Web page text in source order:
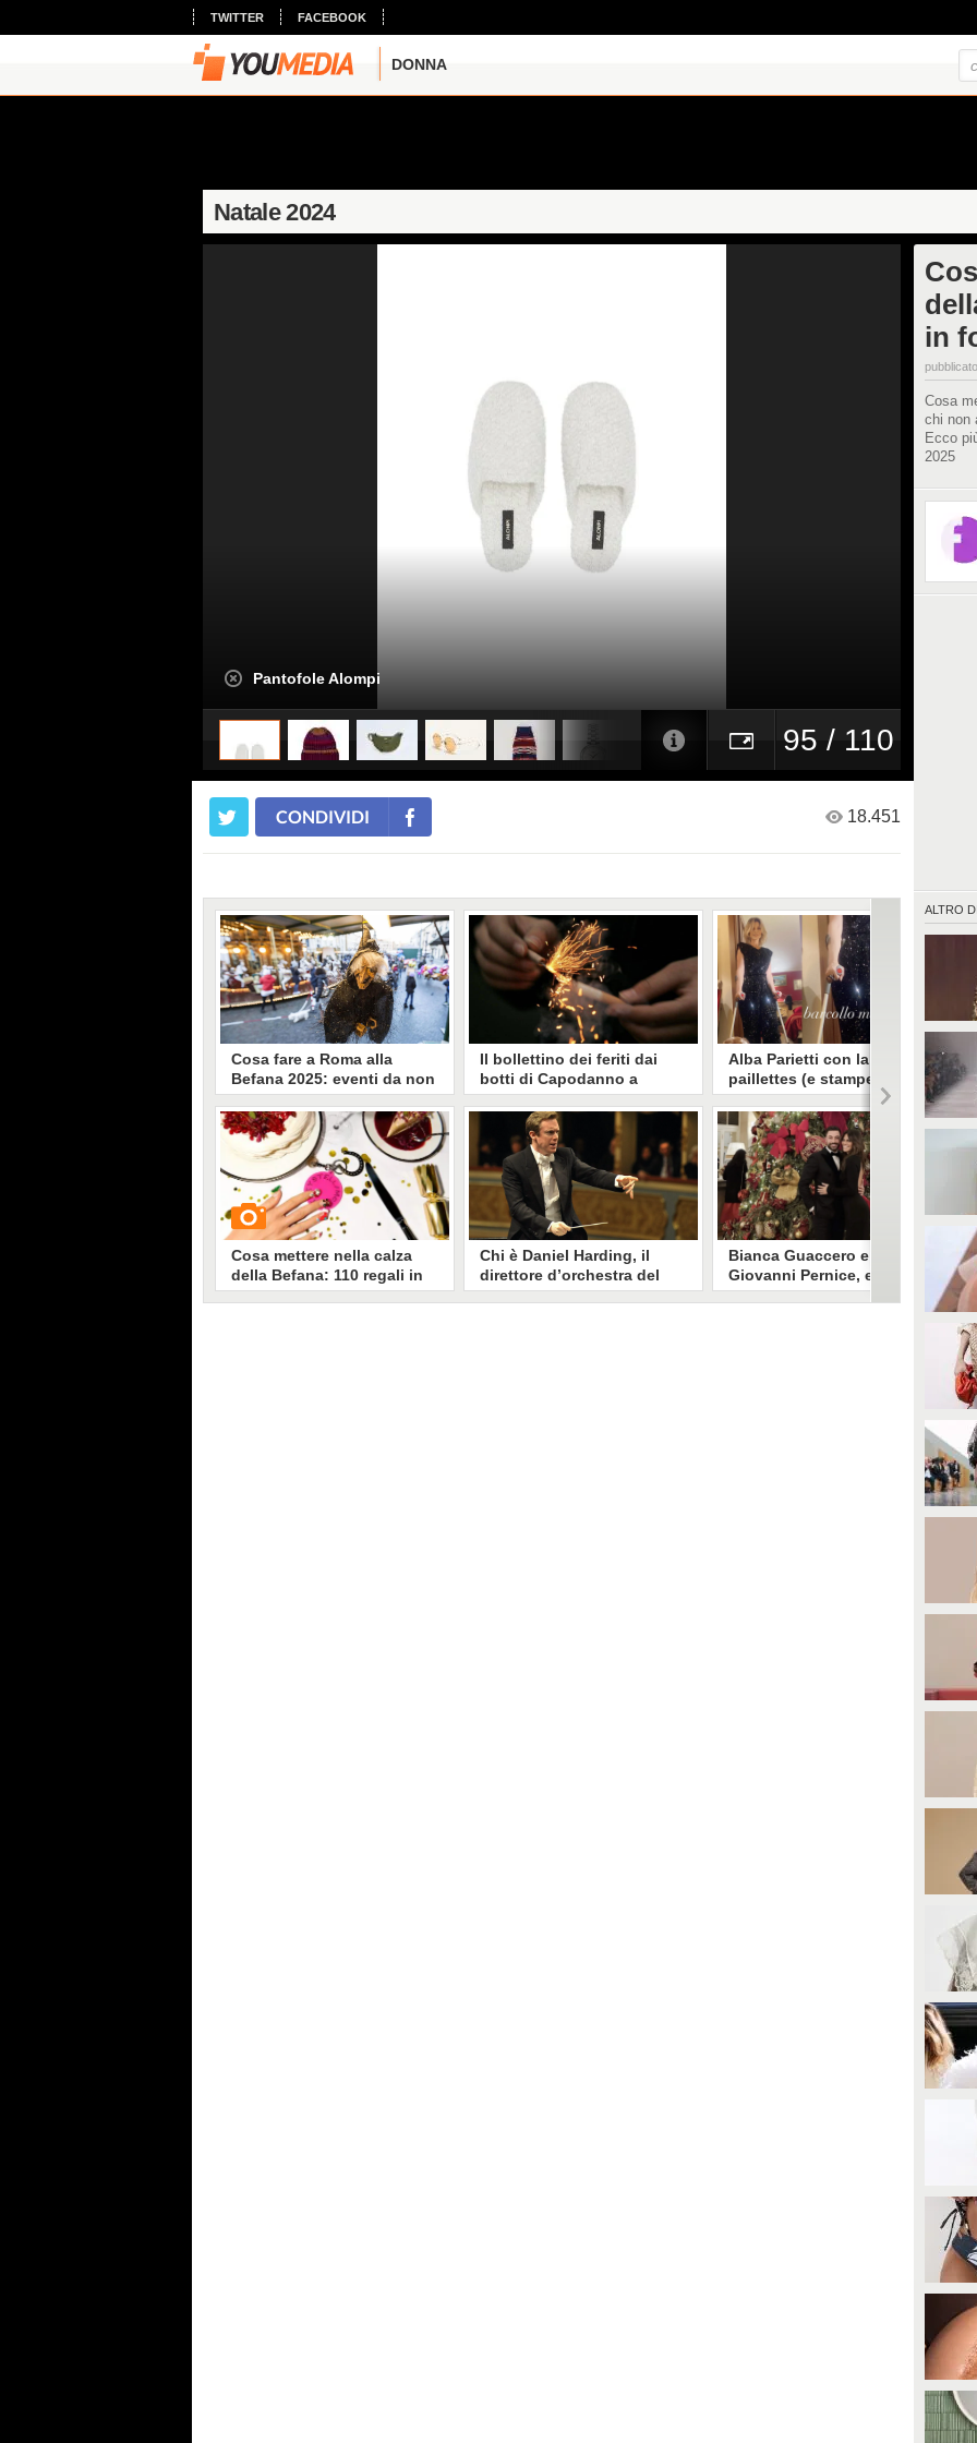
TWITTER FACEBOOK
DONNA
Natale 2024
Pantofole Alompi
95 / 110
in
Cosa
chi non
Ecco
2025
ALTRO DI
CONDIVIDI 18.451
Cosa fare a Roma alla
Befana 2025: eventi da non
perdere il 6 gennaio per
l'Epifania
Abbiamo selezionato una serie di
cose da fare il 6 gennaio 2025,
festa dell'Epifania. Ecco alcune
delle iniziative più belle da non
perdere per adulti e bambini, per
festeggiare la Befana a Roma.
Cosa mettere nella calza
della Befana: 110 regali in
formato mini
Il bollettino dei feriti dai
botti di Capodanno a
Roma: 16enne perde due
dita, 58enne una mano
A Roma nei festeggiamenti di
Capodanno un 19enne è rimasto
ferito a volto, addome e torace e
un 58enne ad una mano a seguito
dell'esplosione di botti e fuochi
d'artificio. In provincia di Latina
un 16enne ha perso due dita.
Chi è Daniel Harding, il
direttore d’orchestra del
concerto di Capodanno di
Alba Parietti con la tuta di
paillettes (e stampelle) a
Capodanno: "Barcollo ma
non mollo"
Incidente sulle piste da sci per
Alba Parietti, poco prima di
Capodanno. Uscita dall'ospedale,
ha potuto festeggiare col
compagno e gli amici.
Bianca Guaccero e
Giovanni Pernice, elegante
look coordinato per dare il